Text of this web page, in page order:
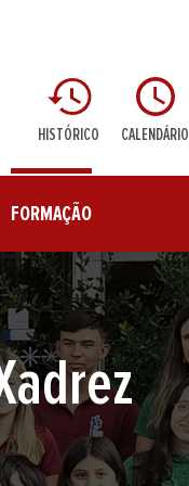
HISTÓRICO CALENDÁRIO
FORMAÇÃO